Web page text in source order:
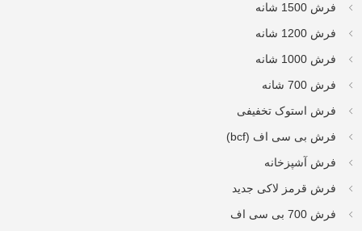
فرش 1500 شانه
فرش 1200 شانه
فرش 1000 شانه
فرش 700 شانه
فرش استوک تخفیفی
فرش بی سی اف (bcf)
فرش آشپزخانه
فرش قرمز لاکی جدید
فرش 700 بی سی اف